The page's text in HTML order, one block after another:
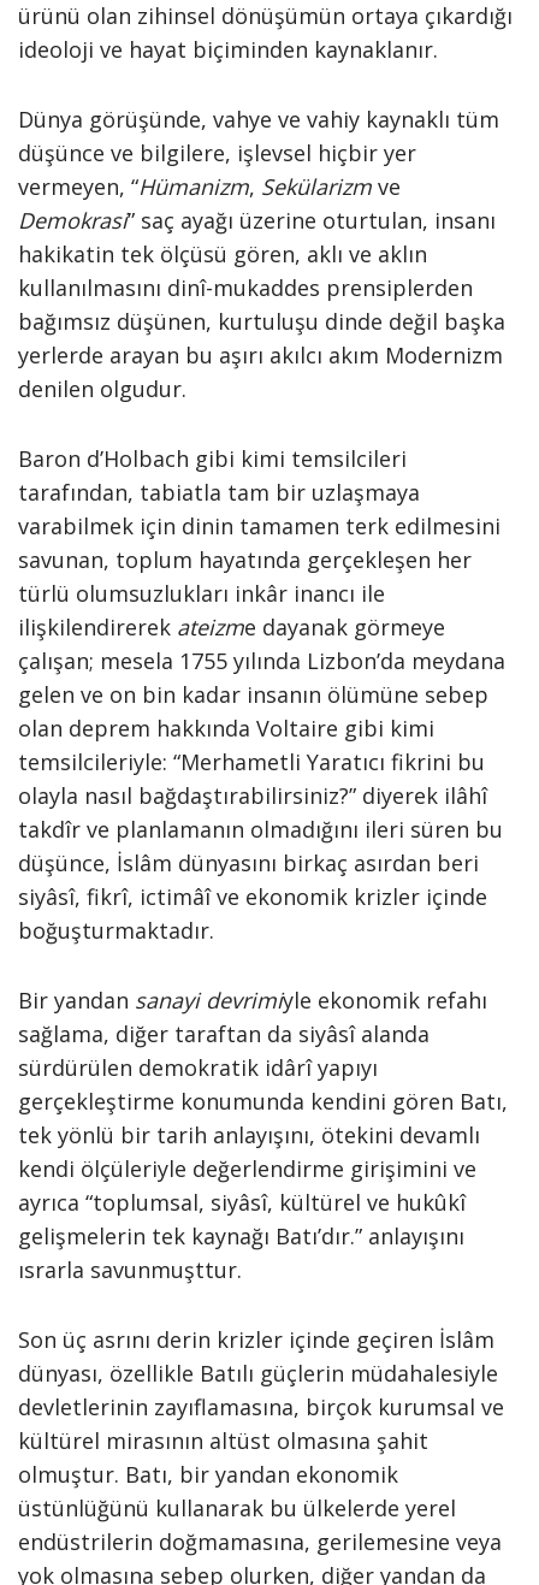
ürünü olan zihinsel dönüşümün ortaya çıkardığı
ideoloji ve hayat biçiminden kaynaklanır.
Dünya görüşünde, vahye ve vahiy kaynaklı tüm
düşünce ve bilgilere, işlevsel hiçbir yer
vermeyen, “Hümanizm, Sekülarizm ve
Demokrasi” saç ayağı üzerine oturtulan, insanı
hakikatin tek ölçüsü gören, aklı ve aklın
kullanılmasını dinî-mukaddes prensiplerden
bağımsız düşünen, kurtuluşu dinde değil başka
yerlerde arayan bu aşırı akılcı akım Modernizm
denilen olgudur.
Baron d’Holbach gibi kimi temsilcileri
tarafından, tabiatla tam bir uzlaşmaya
varabilmek için dinin tamamen terk edilmesini
savunan, toplum hayatında gerçekleşen her
türlü olumsuzlukları inkâr inancı ile
ilişkilendirerek ateizme dayanak görmeye
çalışan; mesela 1755 yılında Lizbon’da meydana
gelen ve on bin kadar insanın ölümüne sebep
olan deprem hakkında Voltaire gibi kimi
temsilcileriyle: “Merhametli Yaratıcı fikrini bu
olayla nasıl bağdaştırabilirsiniz?” diyerek ilâhî
takdîr ve planlamanın olmadığını ileri süren bu
düşünce, İslâm dünyasını birkaç asırdan beri
siyâsî, fikrî, ictimâî ve ekonomik krizler içinde
boğuşturmaktadır.
Bir yandan sanayi devrimiyle ekonomik refahı
sağlama, diğer taraftan da siyâsî alanda
sürdürülen demokratik idârî yapıyı
gerçekleştirme konumunda kendini gören Batı,
tek yönlü bir tarih anlayışını, ötekini devamlı
kendi ölçüleriyle değerlendirme girişimini ve
ayrıca “toplumsal, siyâsî, kültürel ve hukûkî
gelişmelerin tek kaynağı Batı’dır.” anlayışını
ısrarla savunmuşttur.
Son üç asrını derin krizler içinde geçiren İslâm
dünyası, özellikle Batılı güçlerin müdahalesiyle
devletlerinin zayıflamasına, birçok kurumsal ve
kültürel mirasının altüst olmasına şahit
olmuştur. Batı, bir yandan ekonomik
üstünlüğünü kullanarak bu ülkelerde yerel
endüstrilerin doğmamasına, gerilemesine veya
yok olmasına sebep olurken, diğer yandan da